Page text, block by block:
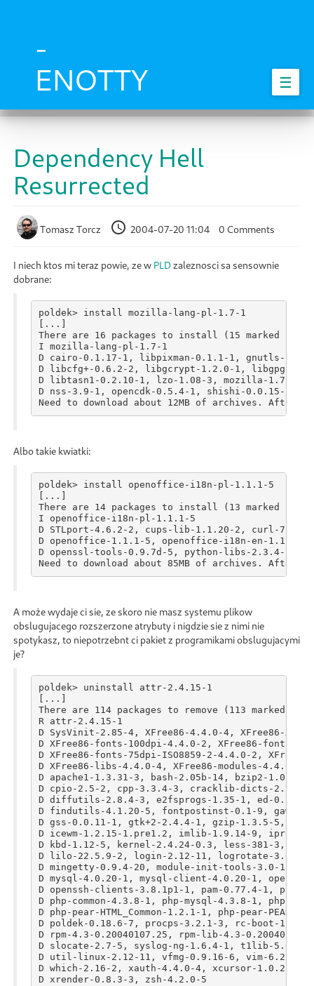
-
ENOTTY
☰
Dependency Hell
Resurrected
Tomasz Torcz 2004-07-20 11:04 0 Comments
I niech ktos mi teraz powie, ze w PLDzaleznosci sa sensownie
dobrane:
poldek> install mozilla-lang-pl-1.7-1
[...]
There are 16 packages to install (15 marked by
I mozilla-lang-pl-1.7-1
D cairo-0.1.17-1, libpixman-0.1.1-1, gnutls-
D libcfg+-0.6.2-2, libgcrypt-1.2.0-1, libgpg-
D libtasn1-0.2.10-1, lzo-1.08-3, mozilla-1.7-1,
D nss-3.9-1, opencdk-0.5.4-1, shishi-0.0.15-1
Need to download about 12MB of archives. After
Albo takie kwiatki:
poldek> install openoffice-i18n-pl-1.1.1-5
[...]
There are 14 packages to install (13 marked by
I openoffice-i18n-pl-1.1.1-5
D STLport-4.6.2-2, cups-lib-1.1.20-2, curl-
D openoffice-1.1.1-5, openoffice-i18n-en-
D openssl-tools-0.9.7d-5, python-libs-2.3.4-1,
A może wydaje ci sie, ze skoro nie masz systemu plikow
obslugujacego rozszerzone atrybuty i nigdzie sie z nimi nie
spotykasz, to niepotrzebnt ci pakiet z programikami obslugujacymi
je?
poldek> uninstall attr-2.4.15-1
[...]
There are 114 packages to remove (113 marked by
R attr-2.4.15-1
D SysVinit-2.85-4, XFree86-4.4.0-4, XFree86-
D XFree86-fonts-100dpi-4.4.0-2, XFree86-fonts-
D XFree86-fonts-75dpi-ISO8859-2-4.4.0-2,
D XFree86-libs-4.4.0-4, XFree86-modules-4.4.0-
D apache1-1.3.31-3, bash-2.05b-14, bzip2-
D cpio-2.5-2, cpp-3.3.4-3, cracklib-dicts-2.7-
D diffutils-2.8.4-3, e2fsprogs-1.35-1, ed-0.2-
D findutils-4.1.20-5, fontpostinst-0.1-9, gawk-
D gss-0.0.11-1, gtk+2-2.4.4-1, gzip-1.3.5-5,
D icewm-1.2.15-1.pre1.2, imlib-1.9.14-9,
D kbd-1.12-5, kernel-2.4.24-0.3, less-381-3,
D lilo-22.5.9-2, login-2.12-11, logrotate-3.6.10-
D mingetty-0.9.4-20, module-init-tools-3.0-1,
D mysql-4.0.20-1, mysql-client-4.0.20-1,
D openssh-clients-3.8.1p1-1, pam-0.77.4-1,
D php-common-4.3.8-1, php-mysql-4.3.8-1, php-
D php-pear-HTML_Common-1.2.1-1, php-pear-
D poldek-0.18.6-7, procps-3.2.1-3, rc-boot-
D rpm-4.3-0.20040107.25, rpm-lib-4.3-
D slocate-2.7-5, syslog-ng-1.6.4-1, t1lib-
D util-linux-2.12-11, vfmg-0.9.16-6, vim-
D which-2.16-2, xauth-4.4.0-4, xcursor-1.0.2-
D xrender-0.8.3-3, zsh-4.2.0-5